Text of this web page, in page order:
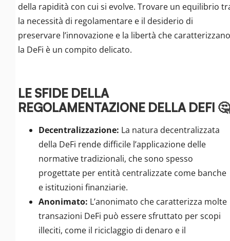
della rapidità con cui si evolve. Trovare un equilibrio
la necessità di regolamentare e il desiderio di
preservare l’innovazione e la libertà che caratterizzano
la DeFi è un compito delicato.
LE SFIDE DELLA
REGOLAMENTAZIONE DELLA DEFI 🤔
Decentralizzazione: La natura decentralizzata
della DeFi rende difficile l’applicazione delle
normative tradizionali, che sono spesso
progettate per entità centralizzate come banche
e istituzioni finanziarie.
Anonimato: L’anonimato che caratterizza molte
transazioni DeFi può essere sfruttato per scopi
illeciti, come il riciclaggio di denaro e il